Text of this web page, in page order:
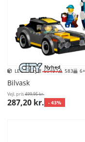
Nyhed
LEGO City 60497 583 6+
Bilvask
Vejl. pris499,95 kr.
287,20 kr. - 43%